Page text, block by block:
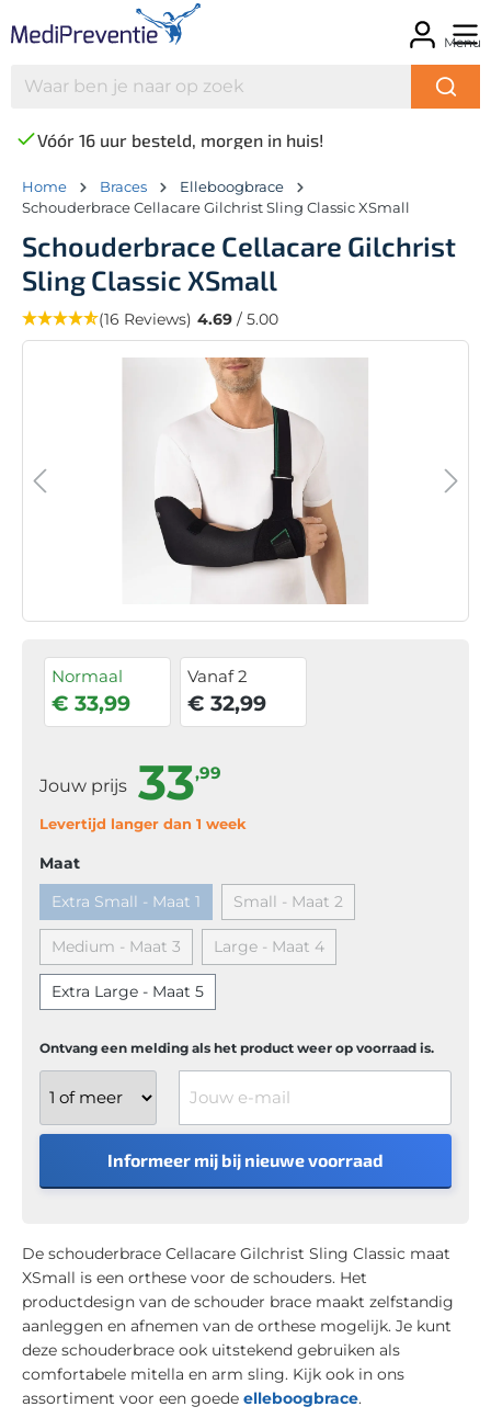
Menu
Vóór 16 uur besteld, morgen in huis!
Home Braces
Elleboogbrace
Schouderbrace Cellacare Gilchrist Sling Classic XSmall
Schouderbrace Cellacare Gilchrist
Sling Classic XSmall
(16 Reviews) 4.69 / 5.00
Normaal
€ 33,99
Vanaf 2
€ 32,99
Jouw prijs 33,99
Levertijd langer dan 1 week
Maat
Extra Small - Maat 1
Small - Maat 2
Medium - Maat 3 Large - Maat 4
Extra Large - Maat 5
Ontvang een melding als het product weer op voorraad is.
Informeer mij bij nieuwe voorraad
De schouderbrace Cellacare Gilchrist Sling Classic maat
XSmall is een orthese voor de schouders. Het
productdesign van de schouder brace maakt zelfstandig
aanleggen en afnemen van de orthese mogelijk. Je kunt
deze schouderbrace ook uitstekend gebruiken als
comfortabele mitella en arm sling. Kijk ook in ons
assortiment voor een goede elleboogbrace.